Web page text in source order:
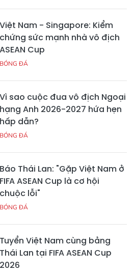
Việt Nam - Singapore: Kiểm
chứng sức mạnh nhà vô địch
ASEAN Cup
BÓNG ĐÁ
Vì sao cuộc đua vô địch Ngoại
hạng Anh 2026-2027 hứa hẹn
hấp dẫn?
BÓNG ĐÁ
Báo Thái Lan: "Gặp Việt Nam ở
FIFA ASEAN Cup là cơ hội
chuộc lỗi"
BÓNG ĐÁ
Tuyển Việt Nam cùng bảng
Thái Lan tại FIFA ASEAN Cup
2026